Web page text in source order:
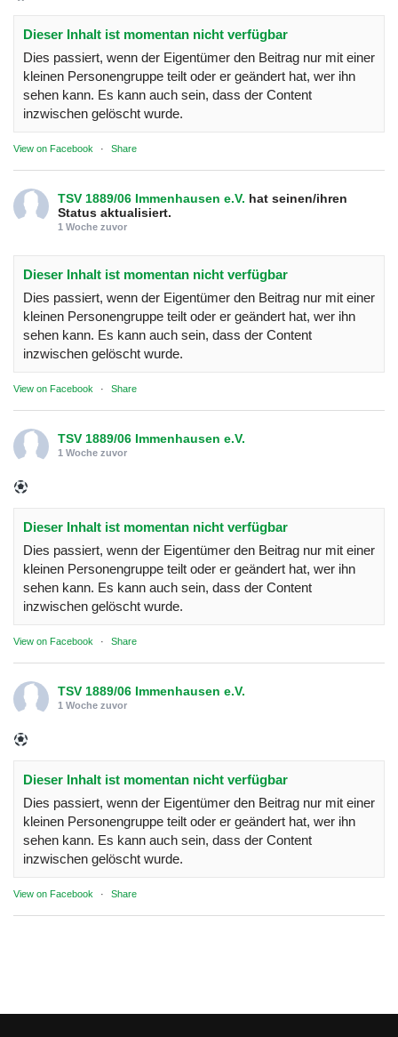
Dieser Inhalt ist momentan nicht verfügbar
Dies passiert, wenn der Eigentümer den Beitrag nur mit einer
kleinen Personengruppe teilt oder er geändert hat, wer ihn
sehen kann. Es kann auch sein, dass der Content
inzwischen gelöscht wurde.
View on Facebook · Share
TSV 1889/06 Immenhausen e.V. hat seinen/ihren
Status aktualisiert.
1 Woche zuvor
Dieser Inhalt ist momentan nicht verfügbar
Dies passiert, wenn der Eigentümer den Beitrag nur mit einer
kleinen Personengruppe teilt oder er geändert hat, wer ihn
sehen kann. Es kann auch sein, dass der Content
inzwischen gelöscht wurde.
View on Facebook · Share
TSV 1889/06 Immenhausen e.V.
1 Woche zuvor
Dieser Inhalt ist momentan nicht verfügbar
Dies passiert, wenn der Eigentümer den Beitrag nur mit einer
kleinen Personengruppe teilt oder er geändert hat, wer ihn
sehen kann. Es kann auch sein, dass der Content
inzwischen gelöscht wurde.
View on Facebook · Share
TSV 1889/06 Immenhausen e.V.
1 Woche zuvor
Dieser Inhalt ist momentan nicht verfügbar
Dies passiert, wenn der Eigentümer den Beitrag nur mit einer
kleinen Personengruppe teilt oder er geändert hat, wer ihn
sehen kann. Es kann auch sein, dass der Content
inzwischen gelöscht wurde.
View on Facebook · Share